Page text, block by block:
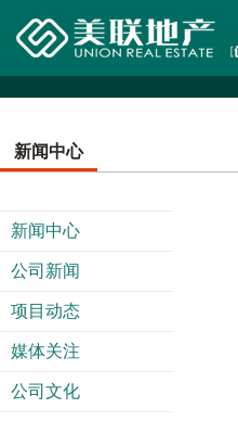
新闻中心
新闻中心
公司新闻
项目动态
媒体关注
公司文化